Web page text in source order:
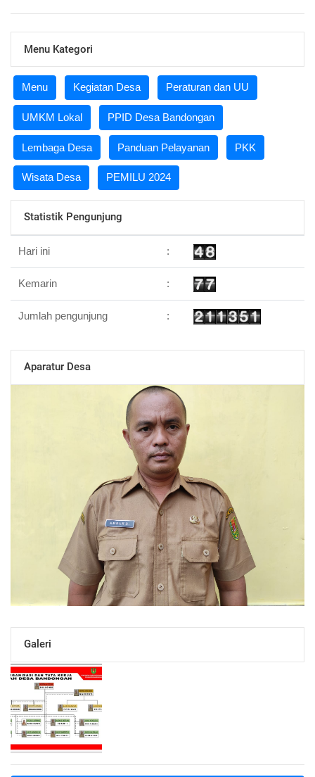
Menu Kategori
Menu Kegiatan Desa Peraturan dan UU
UMKM Lokal PPID Desa Bandongan
Lembaga Desa Panduan Pelayanan PKK
Wisata Desa PEMILU 2024
Statistik Pengunjung
Hari ini :
Kemarin :
Jumlah pengunjung :
Aparatur Desa
Galeri